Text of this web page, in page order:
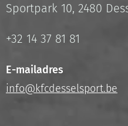
Sportpark 10, 2480
+32 14 37 81 81
E-mailadres
info@kfcdesselsport.be